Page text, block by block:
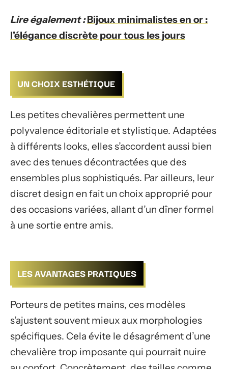
Lire également : Bijoux minimalistes en or :
l'élégance discrète pour tous les jours
UN CHOIX ESTHÉTIQUE
Les petites chevalières permettent une
polyvalence éditoriale et stylistique. Adaptées
à différents looks, elles s’accordent aussi bien
avec des tenues décontractées que des
ensembles plus sophistiqués. Par ailleurs, leur
discret design en fait un choix approprié pour
des occasions variées, allant d’un dîner formel
à une sortie entre amis.
LES AVANTAGES PRATIQUES
Porteurs de petites mains, ces modèles
s’ajustent souvent mieux aux morphologies
spécifiques. Cela évite le désagrément d’une
chevalière trop imposante qui pourrait nuire